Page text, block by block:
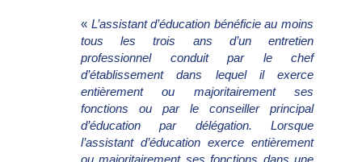
« L’assistant d’éducation bénéficie au moins
tous les trois ans d’un entretien
professionnel conduit par le chef
d’établissement dans lequel il exerce
entièrement ou majoritairement ses
fonctions ou par le conseiller principal
d’éducation par délégation. Lorsque
l’assistant d’éducation exerce entièrement